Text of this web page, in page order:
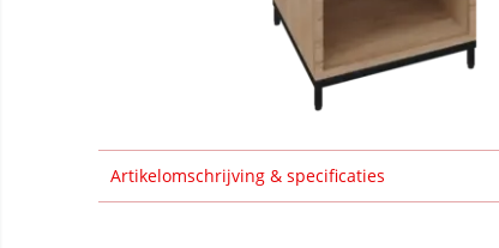
Artikelomschrijving & specificaties